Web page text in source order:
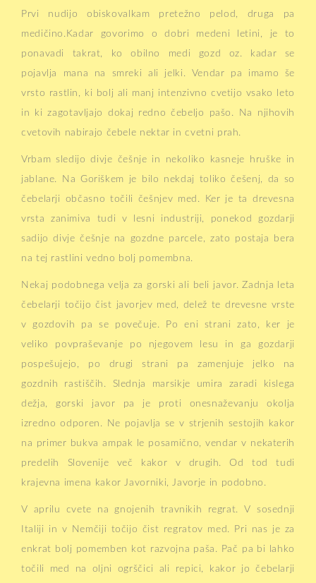
Prvi nudijo obiskovalkam pretežno pelod, druga pa
medičino.Kadar govorimo o dobri medeni letini, je to
ponavadi takrat, ko obilno medi gozd oz. kadar se
pojavlja mana na smreki ali jelki. Vendar pa imamo še
vrsto rastlin, ki bolj ali manj intenzivno cvetijo vsako leto
in ki zagotavljajo dokaj redno čebeljo pašo. Na njihovih
cvetovih nabirajo čebele nektar in cvetni prah.
Vrbam sledijo divje češnje in nekoliko kasneje hruške in
jablane. Na Goriškem je bilo nekdaj toliko češenj, da so
čebelarji občasno točili češnjev med. Ker je ta drevesna
vrsta zanimiva tudi v lesni industriji, ponekod gozdarji
sadijo divje češnje na gozdne parcele, zato postaja bera
na tej rastlini vedno bolj pomembna.
Nekaj podobnega velja za gorski ali beli javor. Zadnja leta
čebelarji točijo čist javorjev med, delež te drevesne vrste
v gozdovih pa se povečuje. Po eni strani zato, ker je
veliko povpraševanje po njegovem lesu in ga gozdarji
pospešujejo, po drugi strani pa zamenjuje jelko na
gozdnih rastiščih. Slednja marsikje umira zaradi kislega
dežja, gorski javor pa je proti onesnaževanju okolja
izredno odporen. Ne pojavlja se v strjenih sestojih kakor
na primer bukva ampak le posamično, vendar v nekaterih
predelih Slovenije več kakor v drugih. Od tod tudi
krajevna imena kakor Javorniki, Javorje in podobno.
V aprilu cvete na gnojenih travnikih regrat. V sosednji
Italiji in v Nemčiji točijo čist regratov med. Pri nas je za
enkrat bolj pomemben kot razvojna paša. Pač pa bi lahko
točili med na oljni ogrščici ali repici, kakor jo čebelarji